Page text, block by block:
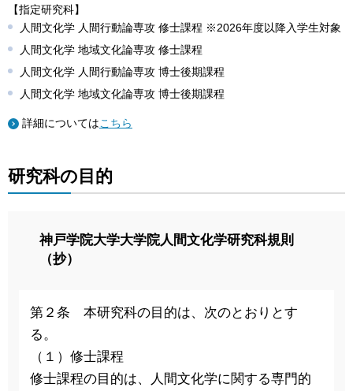
【指定研究科】
人間文化学 人間行動論専攻 修士課程 ※2026年度以降入学生対象
人間文化学 地域文化論専攻 修士課程
人間文化学 人間行動論専攻 博士後期課程
人間文化学 地域文化論専攻 博士後期課程
詳細についてはこちら
研究科の目的
神戸学院大学大学院人間文化学研究科規則
（抄）
第２条 本研究科の目的は、次のとおりとす
る。
（１）修士課程
修士課程の目的は、人間文化学に関する専門的